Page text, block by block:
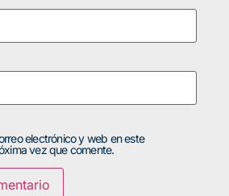
electrónico y web en este
vez que comente.